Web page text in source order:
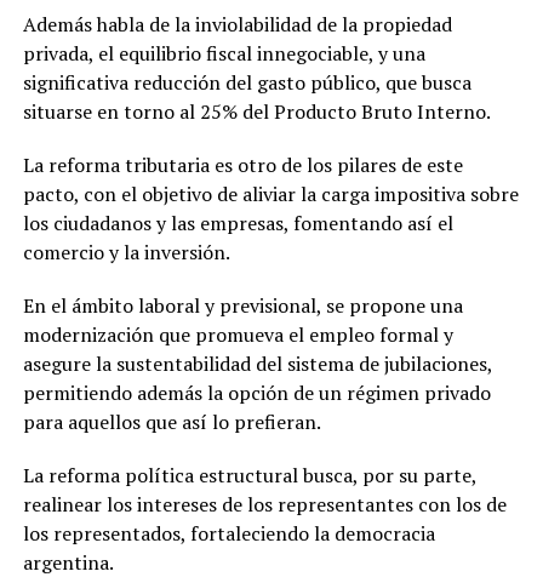
Además habla de la inviolabilidad de la propiedad
privada, el equilibrio fiscal innegociable, y una
significativa reducción del gasto público, que busca
situarse en torno al 25% del Producto Bruto Interno.
La reforma tributaria es otro de los pilares de este
pacto, con el objetivo de aliviar la carga impositiva sobre
los ciudadanos y las empresas, fomentando así el
comercio y la inversión.
En el ámbito laboral y previsional, se propone una
modernización que promueva el empleo formal y
asegure la sustentabilidad del sistema de jubilaciones,
permitiendo además la opción de un régimen privado
para aquellos que así lo prefieran.
La reforma política estructural busca, por su parte,
realinear los intereses de los representantes con los de
los representados, fortaleciendo la democracia
argentina.